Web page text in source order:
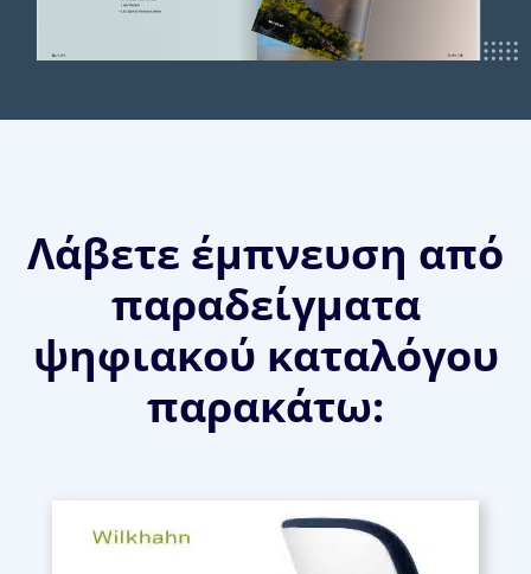
Λάβετε έμπνευση από
παραδείγματα
ψηφιακού καταλόγου
παρακάτω: